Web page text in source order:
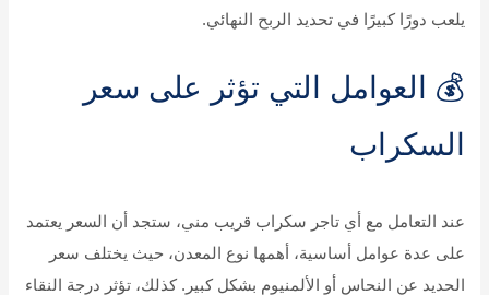
يلعب دورًا كبيرًا في تحديد الربح النهائي.
💰 العوامل التي تؤثر على سعر
السكراب
عند التعامل مع أي تاجر سكراب قريب مني، ستجد أن السعر يعتمد
على عدة عوامل أساسية، أهمها نوع المعدن، حيث يختلف سعر
الحديد عن النحاس أو الألمنيوم بشكل كبير. كذلك، تؤثر درجة النقاء